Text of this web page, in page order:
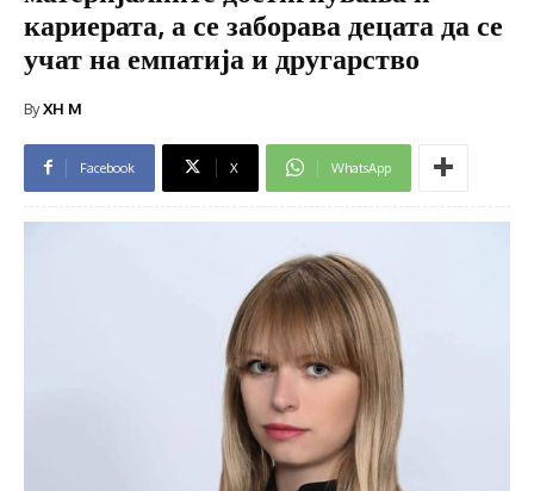
кариерата, а се заборава децата да се
учат на емпатија и другарство
ByXH M
Facebook X WhatsApp